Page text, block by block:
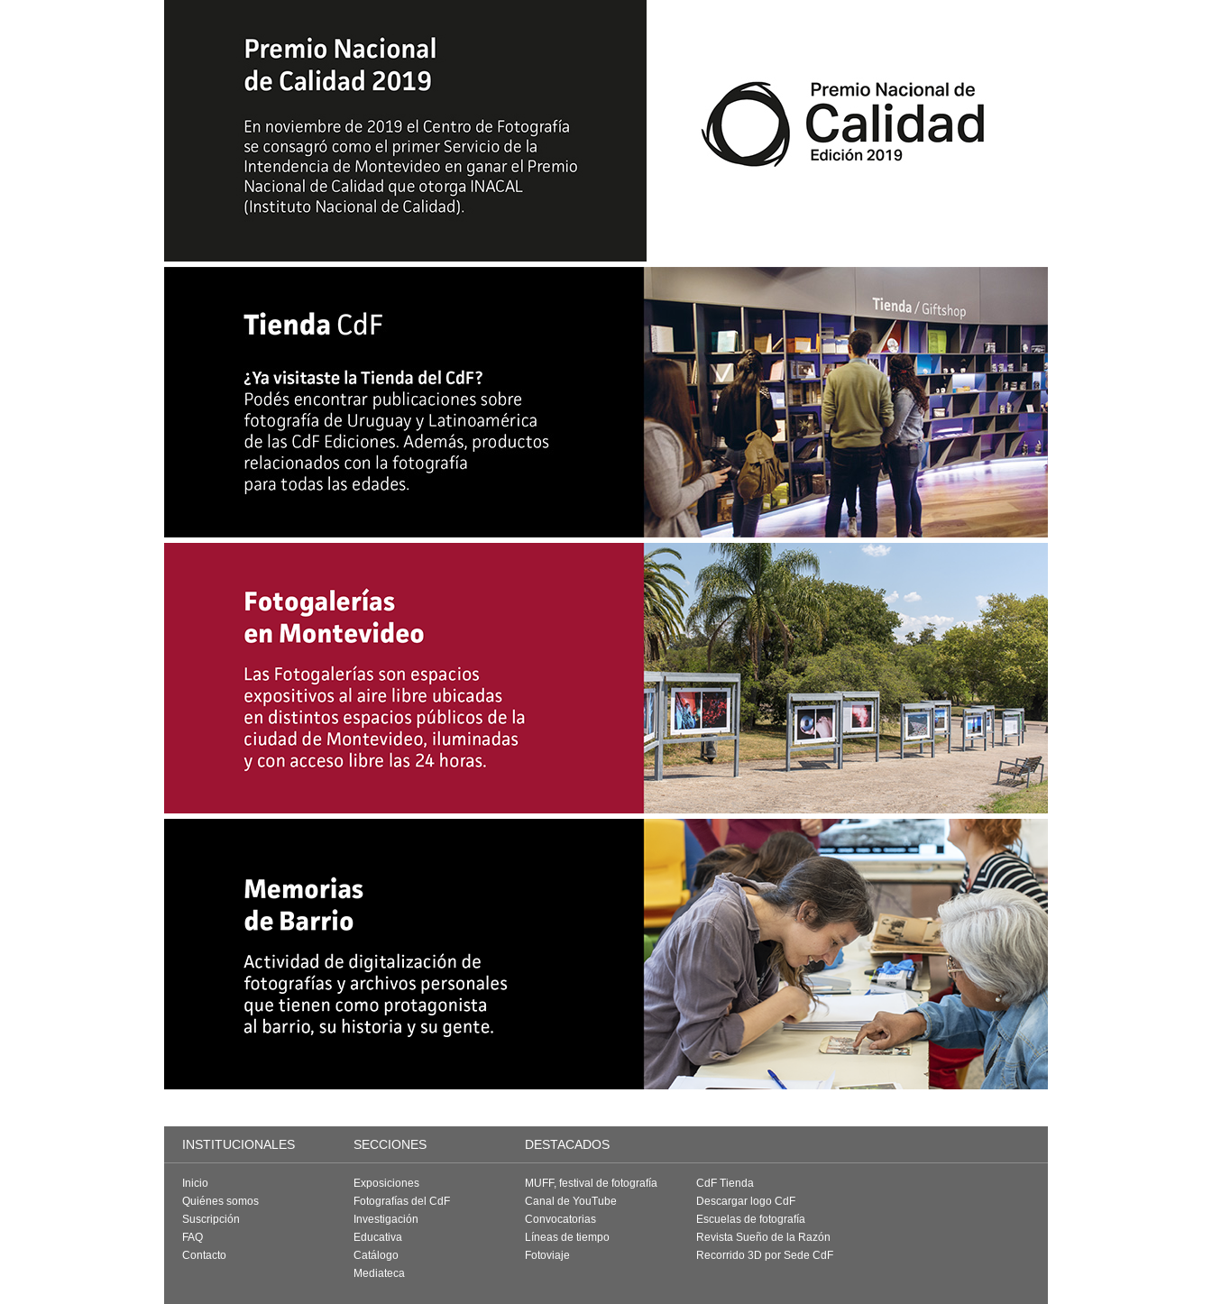
INSTITUCIONALES SECCIONES DESTACADOS
Inicio
Quiénes somos
Suscripción
FAQ
Contacto
Exposiciones
Fotografías del CdF
Investigación
Educativa
Catálogo
Mediateca
MUFF, festival de fotografía
Canal de YouTube
Convocatorias
Líneas de tiempo
Fotoviaje
CdF Tienda
Descargar logo CdF
Escuelas de fotografía
Revista Sueño de la Razón
Recorrido 3D por Sede CdF